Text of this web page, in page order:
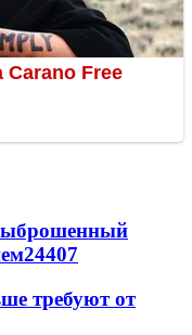
24407
требуют от